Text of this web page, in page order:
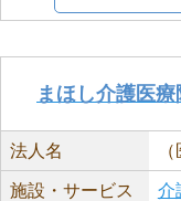
まほし介護医療
法人名
施設・サービス 介